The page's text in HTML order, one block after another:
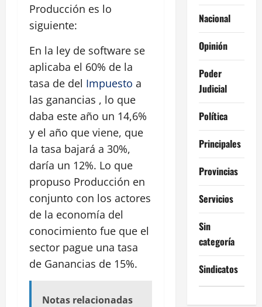
Producción es lo
siguiente:
En la ley de software se
aplicaba el 60% de la
tasa de del Impuesto a
las ganancias , lo que
daba este año un 14,6%
y el año que viene, que
la tasa bajará a 30%,
daría un 12%. Lo que
propuso Producción en
conjunto con los actores
de la economía del
conocimiento fue que el
sector pague una tasa
de Ganancias de 15%.
Notas relacionadas
Nacional
Opinión
Poder
Judicial
Política
Principales
Provincias
Servicios
Sin
categoría
Sindicatos